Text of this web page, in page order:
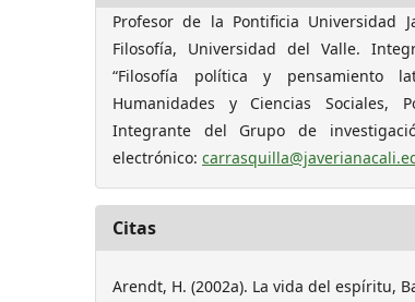
Profesor de la Pontificia Universidad
Filosofía, Universidad del Valle.
“Filosofía política y pensamiento
Humanidades y Ciencias Sociales,
Integrante del Grupo de
electrónico:
Citas
Arendt, H. (2002a). La vida del espíritu,